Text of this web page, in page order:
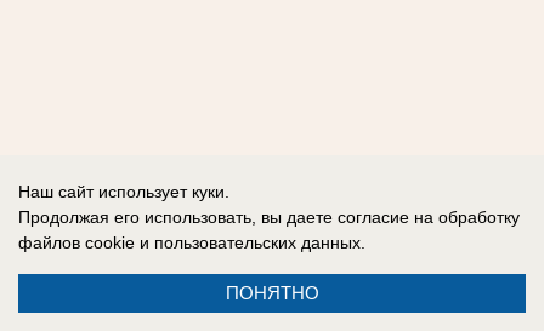
Наш сайт использует куки.
Продолжая его использовать, вы даете согласие на обработку
файлов cookie и пользовательских данных.
ПОНЯТНО